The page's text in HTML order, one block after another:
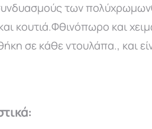
των
κουτιά.Φθινόπωρο και
σε κάθε ντουλάπα., και